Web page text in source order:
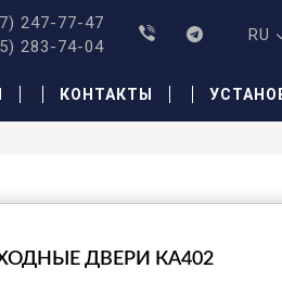
247-77-47
283-74-04
RU
КОНТАКТЫ
ДВЕРИ КА402